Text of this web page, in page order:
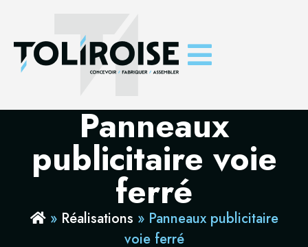
Panneaux
publicitaire voie
ferré
» Réalisations » Panneaux publicitaire
voie ferré